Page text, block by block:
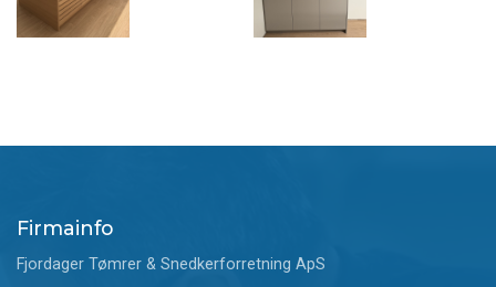
Firmainfo
Fjordager Tømrer & Snedkerforretning ApS